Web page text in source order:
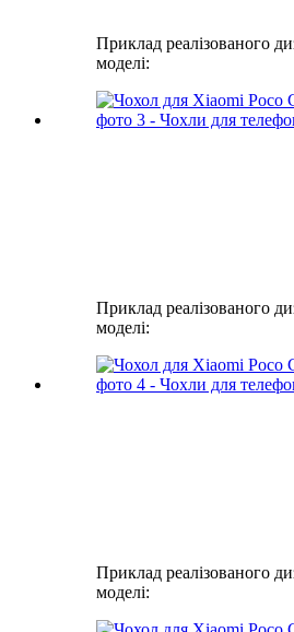
Приклад реалізованого
моделі:
Приклад реалізованого
моделі:
Приклад реалізованого
моделі: